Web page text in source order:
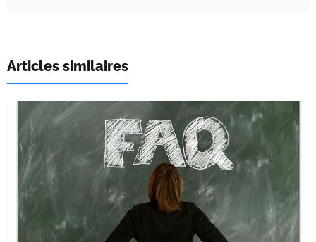
Articles similaires